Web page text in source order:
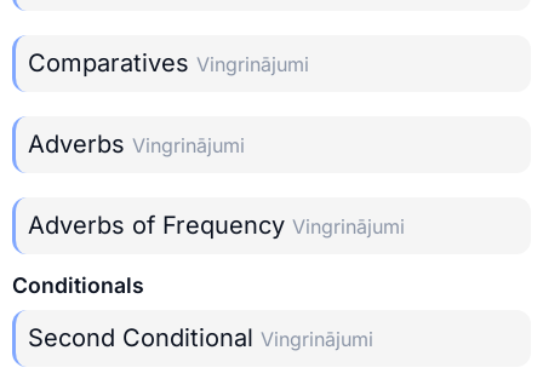
Comparatives Vingrinājumi
Adverbs Vingrinājumi
Adverbs of Frequency Vingrinājumi
Conditionals
Second Conditional Vingrinājumi